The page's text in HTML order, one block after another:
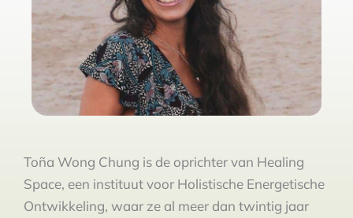
Toña Wong Chung is de oprichter van Healing
Space, een instituut voor Holistische Energetische
Ontwikkeling, waar ze al meer dan twintig jaar